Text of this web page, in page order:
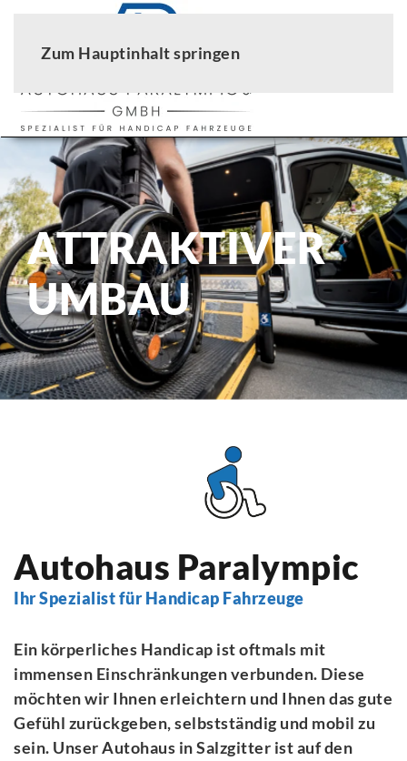
Zum Hauptinhalt springen
ATTRAKTIVER
UMBAU
Autohaus Paralympic
Ihr Spezialist für Handicap Fahrzeuge
Ein körperliches Handicap ist oftmals mit
immensen Einschränkungen verbunden. Diese
möchten wir Ihnen erleichtern und Ihnen das gute
Gefühl zurückgeben, selbstständig und mobil zu
sein. Unser Autohaus in Salzgitter ist auf den